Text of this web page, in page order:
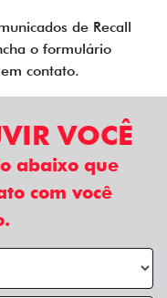
de Recall
o formulário
contato.
VOCÊ
abaixo que
com você